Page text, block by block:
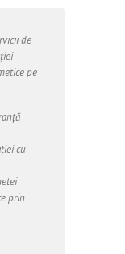
de
pe
cu
prin